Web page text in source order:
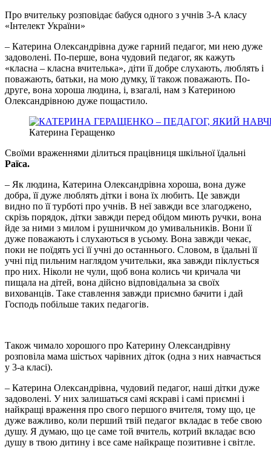
Про вчительку розповідає бабуся одного з учнів 3-А класу
«Інтелект України»
– Катерина Олександрівна дуже гарний педагог, ми нею дуже
задоволені. По-перше, вона чудовий педагог, як кажуть
«класна – класна вчителька», діти її добре слухають, люблять і
поважають, батьки, на мою думку, її також поважають. По-
друге, вона хороша людина, і, взагалі, нам з Катериною
Олександрівною дуже пощастило.
Катерина Геращенко
Своїми враженнями ділиться працівниця шкільної їдальні
Раїса.
– Як людина, Катерина Олександрівна хороша, вона дуже
добра, її дуже люблять дітки і вона їх любить. Це завжди
видно по її турботі про учнів. В неї завжди все злагоджено,
скрізь порядок, дітки завжди перед обідом миють ручки, вона
йде за ними з милом і рушничком до умивальників. Вони її
дуже поважають і слухаються в усьому. Вона завжди чекає,
поки не поїдять усі її учні до останнього. Словом, в їдальні її
учні під пильним наглядом учительки, яка завжди піклується
про них. Ніколи не чули, щоб вона колись чи кричала чи
пищала на дітей, вона дійсно відповідальна за своїх
вихованців. Таке ставлення завжди приємно бачити і дай
Господь побільше таких педагогів.
Також чимало хорошого про Катерину Олександрівну
розповіла мама шістьох чарівних діток (одна з них навчається
у 3-а класі).
– Катерина Олександрівна, чудовий педагог, наші дітки дуже
задоволені. У них залишаться самі яскраві і самі приємні і
найкращі враження про свого першого вчителя, тому що, це
дуже важливо, коли перший твій педагог вкладає в тебе свою
душу. Я думаю, що це саме той вчитель, котрий вкладає всю
душу в твою дитину і все саме найкраще позитивне і світле.